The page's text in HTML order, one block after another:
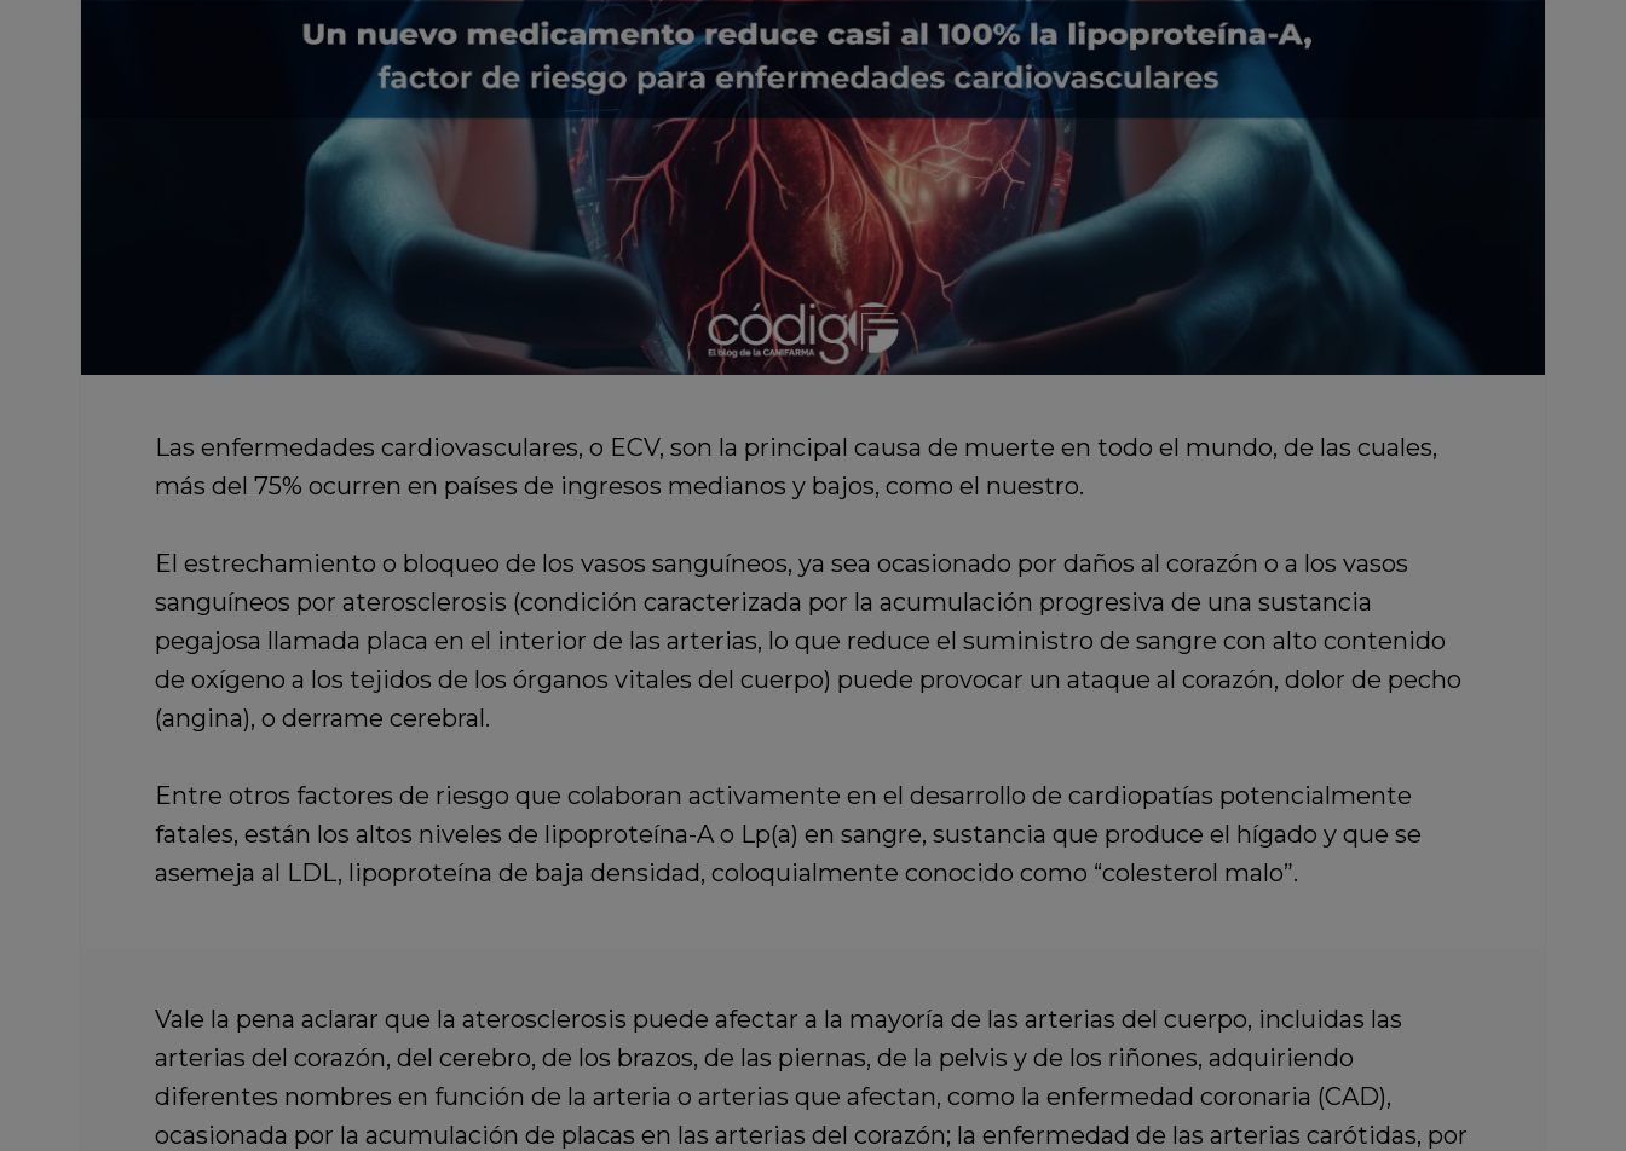
Las enfermedades cardiovasculares, o ECV, son la principal causa de muerte en todo el mundo, de las cuales,
más del 75% ocurren en países de ingresos medianos y bajos, como el nuestro.
El estrechamiento o bloqueo de los vasos sanguíneos, ya sea ocasionado por daños al corazón o a los vasos
sanguíneos por aterosclerosis (condición caracterizada por la acumulación progresiva de una sustancia
pegajosa llamada placa en el interior de las arterias, lo que reduce el suministro de sangre con alto contenido
de oxígeno a los tejidos de los órganos vitales del cuerpo) puede provocar un ataque al corazón, dolor de pecho
(angina), o derrame cerebral.
Entre otros factores de riesgo que colaboran activamente en el desarrollo de cardiopatías potencialmente
fatales, están los altos niveles de lipoproteína-A o Lp(a) en sangre, sustancia que produce el hígado y que se
asemeja al LDL, lipoproteína de baja densidad, coloquialmente conocido como “colesterol malo”.
Vale la pena aclarar que la aterosclerosis puede afectar a la mayoría de las arterias del cuerpo, incluidas las
arterias del corazón, del cerebro, de los brazos, de las piernas, de la pelvis y de los riñones, adquiriendo
diferentes nombres en función de la arteria o arterias que afectan, como la enfermedad coronaria (CAD),
ocasionada por la acumulación de placas en las arterias del corazón; la enfermedad de las arterias carótidas, por